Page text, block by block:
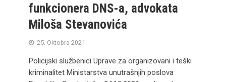
funkcionera DNS-a, advokata
Miloša Stevanovića
25. Oktobra 2021.
Policijski službenici Uprave za organizovani i teški
kriminalitet Ministarstva unutrašnjih poslova